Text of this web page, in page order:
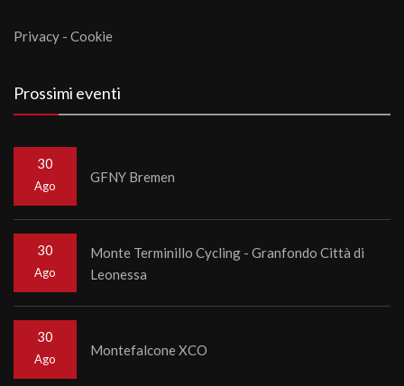
Privacy - Cookie
Prossimi eventi
30
Ago
GFNY Bremen
30
Ago
Monte Terminillo Cycling - Granfondo Città di
Leonessa
30
Ago
Montefalcone XCO